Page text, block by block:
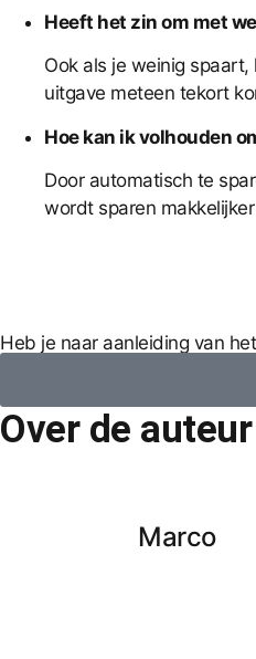
Heeft het zin om met
Ook als je weinig
uitgave meteen tekort
Hoe kan ik volhouden
Door automatisch te
wordt sparen
Heb je naar aanleiding van
Over de auteur
Marco